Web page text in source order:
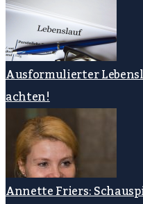
Ausformulierter
achten!
Annette Friers: